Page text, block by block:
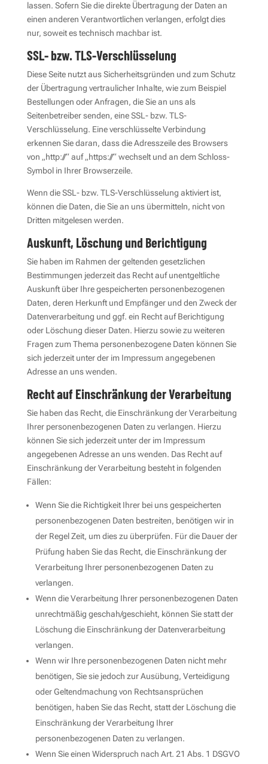
lassen. Sofern Sie die direkte Übertragung der Daten an
einen anderen Verantwortlichen verlangen, erfolgt dies
nur, soweit es technisch machbar ist.
SSL- bzw. TLS-Verschlüsselung
Diese Seite nutzt aus Sicherheitsgründen und zum Schutz
der Übertragung vertraulicher Inhalte, wie zum Beispiel
Bestellungen oder Anfragen, die Sie an uns als
Seitenbetreiber senden, eine SSL- bzw. TLS-
Verschlüsselung. Eine verschlüsselte Verbindung
erkennen Sie daran, dass die Adresszeile des Browsers
von „http://“ auf „https://“ wechselt und an dem Schloss-
Symbol in Ihrer Browserzeile.
Wenn die SSL- bzw. TLS-Verschlüsselung aktiviert ist,
können die Daten, die Sie an uns übermitteln, nicht von
Dritten mitgelesen werden.
Auskunft, Löschung und Berichtigung
Sie haben im Rahmen der geltenden gesetzlichen
Bestimmungen jederzeit das Recht auf unentgeltliche
Auskunft über Ihre gespeicherten personenbezogenen
Daten, deren Herkunft und Empfänger und den Zweck der
Datenverarbeitung und ggf. ein Recht auf Berichtigung
oder Löschung dieser Daten. Hierzu sowie zu weiteren
Fragen zum Thema personenbezogene Daten können Sie
sich jederzeit unter der im Impressum angegebenen
Adresse an uns wenden.
Recht auf Einschränkung der Verarbeitung
Sie haben das Recht, die Einschränkung der Verarbeitung
Ihrer personenbezogenen Daten zu verlangen. Hierzu
können Sie sich jederzeit unter der im Impressum
angegebenen Adresse an uns wenden. Das Recht auf
Einschränkung der Verarbeitung besteht in folgenden
Fällen:
Wenn Sie die Richtigkeit Ihrer bei uns gespeicherten
personenbezogenen Daten bestreiten, benötigen wir in
der Regel Zeit, um dies zu überprüfen. Für die Dauer der
Prüfung haben Sie das Recht, die Einschränkung der
Verarbeitung Ihrer personenbezogenen Daten zu
verlangen.
Wenn die Verarbeitung Ihrer personenbezogenen Daten
unrechtmäßig geschah/geschieht, können Sie statt der
Löschung die Einschränkung der Datenverarbeitung
verlangen.
Wenn wir Ihre personenbezogenen Daten nicht mehr
benötigen, Sie sie jedoch zur Ausübung, Verteidigung
oder Geltendmachung von Rechtsansprüchen
benötigen, haben Sie das Recht, statt der Löschung die
Einschränkung der Verarbeitung Ihrer
personenbezogenen Daten zu verlangen.
Wenn Sie einen Widerspruch nach Art. 21 Abs. 1 DSGVO